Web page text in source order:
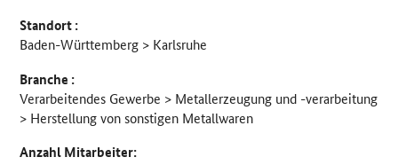
Standort :
Baden-Württemberg > Karlsruhe
Branche :
Verarbeitendes Gewerbe > Metallerzeugung und -verarbeitung
> Herstellung von sonstigen Metallwaren
Anzahl Mitarbeiter: